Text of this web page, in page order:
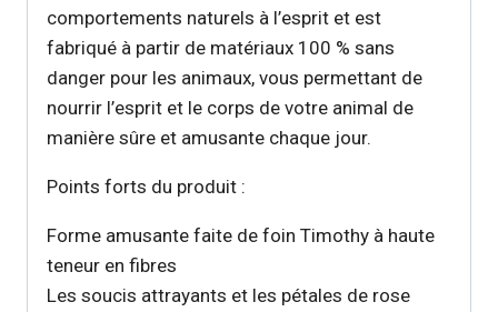
comportements naturels à l’esprit et est
fabriqué à partir de matériaux 100 % sans
danger pour les animaux, vous permettant de
nourrir l’esprit et le corps de votre animal de
manière sûre et amusante chaque jour.
Points forts du produit :
Forme amusante faite de foin Timothy à haute
teneur en fibres
Les soucis attrayants et les pétales de rose